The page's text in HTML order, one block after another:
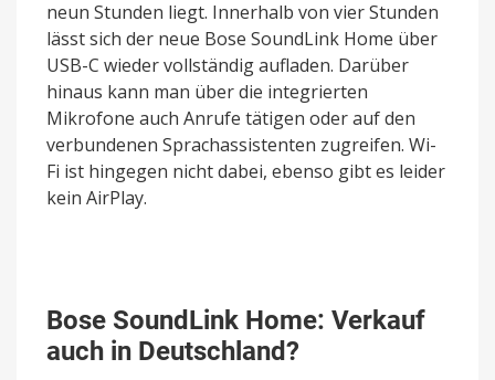
neun Stunden liegt. Innerhalb von vier Stunden
lässt sich der neue Bose SoundLink Home über
USB-C wieder vollständig aufladen. Darüber
hinaus kann man über die integrierten
Mikrofone auch Anrufe tätigen oder auf den
verbundenen Sprachassistenten zugreifen. Wi-
Fi ist hingegen nicht dabei, ebenso gibt es leider
kein AirPlay.
Bose SoundLink Home: Verkauf
auch in Deutschland?